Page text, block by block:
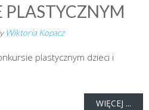
Wiktoria Kopacz
plastycznym dzieci i
WIĘCEJ ...